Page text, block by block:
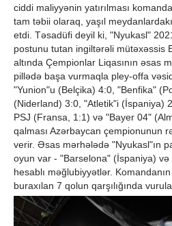
ciddi maliyyənin yatırılması
tam təbii olaraq, yaşıl
etdi. Təsadüfi deyil ki, "Nyukasl"
postunu tutan ingiltərəli mütəxəssis
altında Çempionlar Liqasının əsas
pillədə başa vurmaqla pley-offa
"Yunion"u (Belçika) 4:0, "Benfika"
(Niderland) 3:0, "Atletik"i (İspaniya)
PSJ (Fransa, 1:1) və "Bayer 04"
qalması Azərbaycan çempionunun
verir. Əsas mərhələdə "Nyukasl"ın
oyun var - "Barselona" (İspaniya)
hesablı məğlubiyyətlər.
buraxılan 7 qolun qarşılığında